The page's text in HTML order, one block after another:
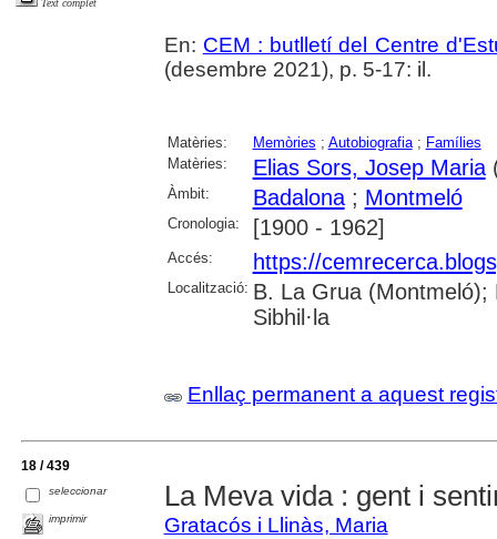
En: CEM : butlletí del Centre
(desembre 2021), p. 5-17: il.
Matèries: Memòries ; Autobiografia; Famílies
Matèries:
Elias Sors, Josep Maria
Àmbit: Badalona; Montmeló
Cronologia: [1900 - 1962]
Accés: https://
Localització: B. La Grua (Montmeló);
Sibhil·la
Enllaç permanent a aquest
18 / 439
seleccionar
imprimir
La Meva vida : gent i
Gratacós i Llinàs, Maria